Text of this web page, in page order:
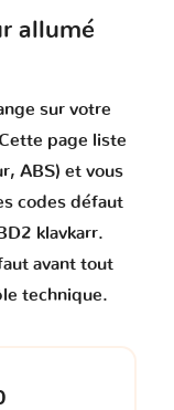
allumé
sur votre
page liste
ABS) et vous
codes défaut
klavkarr.
avant tout
technique.